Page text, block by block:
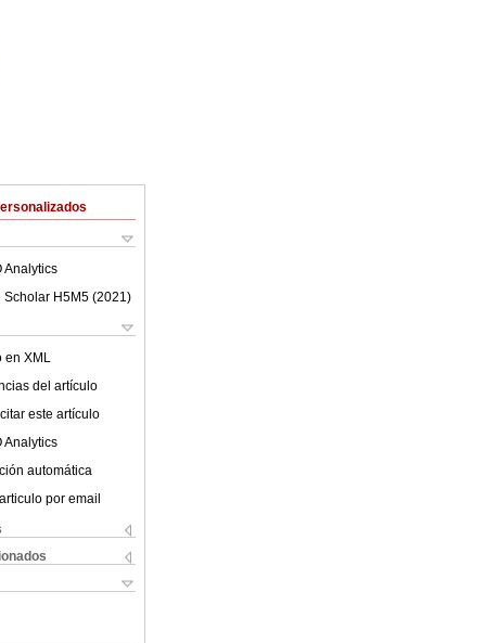
Analytics
Scholar H5M5 (2021 )
en XML
del artículo
este artículo
Analytics
automática
por email